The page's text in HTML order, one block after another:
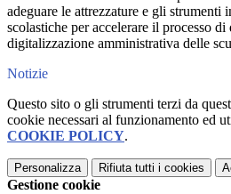
adeguare le attrezzature e gli strumenti
scolastiche per accelerare il processo
digitalizzazione amministrativa delle
Notizie
Questo sito o gli strumenti terzi da
cookie necessari al funzionamento ed
COOKIE POLICY.
Personalizza Rifiuta tutti i cookies
Gestione cookie